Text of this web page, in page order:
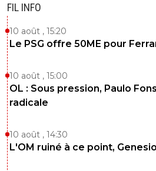
FIL INFO
10 août , 15:20
Le PSG offre 50ME pour
10 août , 15:00
OL : Sous pression, Paulo
radicale
10 août , 14:30
L'OM ruiné à ce point,